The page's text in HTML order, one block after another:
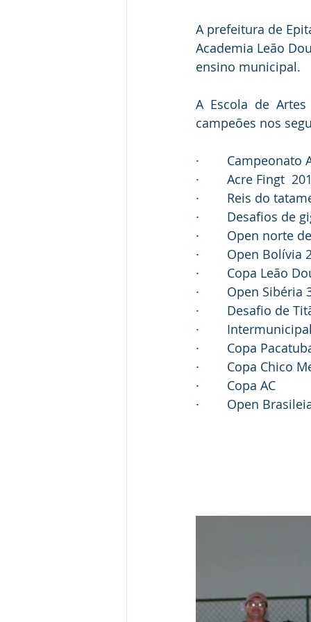
A prefeitura de
Academia Leão
ensino municipal.
A Escola de
campeões nos
·        Campeonato
·        Acre Fingt
·        Reis do
·        Desafios de
·        Open norte
·        Open Bolívia
·        Copa Leão
·        Open Sibéria
·        Desafio de
·
·        Copa
·        Copa Chico
·        Copa AC
·        Open